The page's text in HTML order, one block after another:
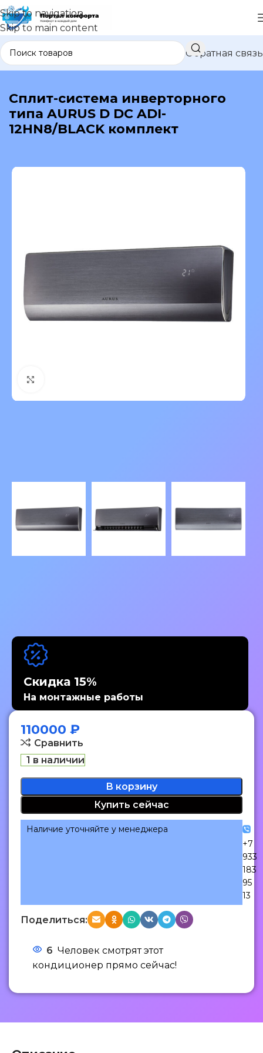
Skip to navigation
Skip to main content
Обратная связь
В каталог
Сплит-система инверторного
типа AURUS D DC ADI-
12HN8/BLACK комплект
Скидка 15%
На монтажные работы
110000 ₽
Сравнить
1 в наличии
В корзину
Купить сейчас
Наличие уточняйте у менеджера
+7
933
183
95
13
Поделиться:
6 Человек смотрят этот
кондиционер прямо сейчас!